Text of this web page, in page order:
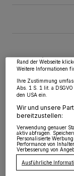
Von Gerhard
E in
betroffenen
waren, wie
„WIG
Rand der Webseite
Weitere Informationen
Ihre Zustimmung
Abs. 1 S. 1 lit. a
den USA ein.
Wir und unsere
bereitzustellen:
Verwendung genauer
aktiv abfragen.
Personalisierte
Performance von
Verbesserung von
Ausführliche